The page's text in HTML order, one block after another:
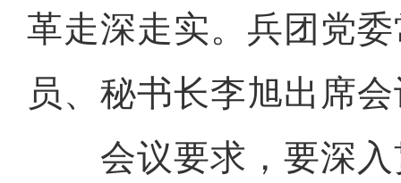
革走深走实。兵团党
员、秘书长李旭出席
会议要求，要深入